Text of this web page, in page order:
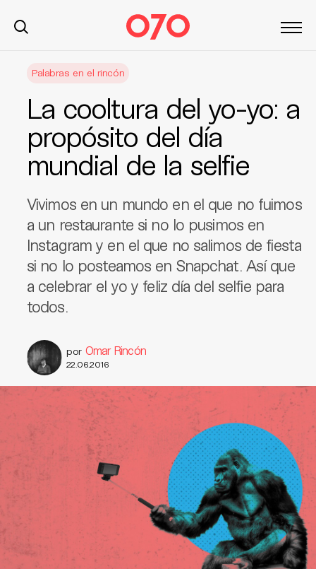
Palabras en el rincón
La cooltura del yo-yo: a
propósito del día
mundial de la selfie
Vivimos en un mundo en el que no fuimos
a un restaurante si no lo pusimos en
Instagram y en el que no salimos de fiesta
si no lo posteamos en Snapchat. Así que
a celebrar el yo y feliz día del selfie para
todos.
por Omar Rincón
22.06.2016